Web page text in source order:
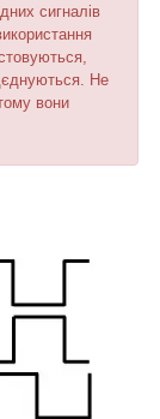
сигналів
Не
вони